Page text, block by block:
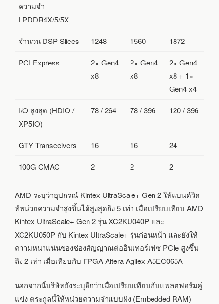
ความจำ
LPDDR4X/5/5X
จำนวน DSP Slices 1248 1560 1872
PCI Express
2× Gen4
x8
2× Gen4
x8
2× Gen4
x8 + 1×
Gen4 x4
I/O สูงสุด (HDIO /
XP5IO)
78 / 264 78 / 396 120 / 396
GTY Transceivers 16 16 24
100G CMAC 2 2 2
AMD ระบุว่าอุปกรณ์ Kintex UltraScale+ Gen 2 ให้แบนด์วิด
ท์หน่วยความจำสูงขึ้นได้สูงสุดถึง 5 เท่า เมื่อเปรียบเทียบ AMD
Kintex UltraScale+ Gen 2 รุ่น XC2KU040P และ
XC2KU050P กับ Kintex UltraScale+ รุ่นก่อนหน้า และยังให้
ความหนาแน่นของช่องสัญญาณต่ออินเทอร์เฟซ PCIe สูงขึ้น
ถึง 2 เท่า เมื่อเทียบกับ FPGA Altera Agilex A5EC065A
นอกจากนี้บริษัทยังระบุอีกว่าเมื่อเปรียบเทียบกับแพลตฟอร์มคู่
แข่ง ตระกูลนี้ให้หน่วยความจำแบบฝัง (Embedded RAM)